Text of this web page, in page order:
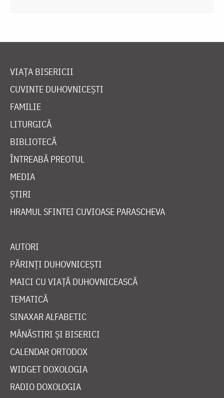
VIAȚA BISERICII
CUVINTE DUHOVNICEȘTI
FAMILIE
LITURGICĂ
BIBLIOTECĂ
ÎNTREABĂ PREOTUL
MEDIA
ȘTIRI
HRAMUL SFINTEI CUVIOASE PARASCHEVA
AUTORI
PĂRINȚI DUHOVNICEȘTI
MAICI CU VIAȚĂ DUHOVNICEASCĂ
TEMATICĂ
SINAXAR ALFABETIC
MĂNĂSTIRI ȘI BISERICI
CALENDAR ORTODOX
WIDGET DOXOLOGIA
RADIO DOXOLOGIA